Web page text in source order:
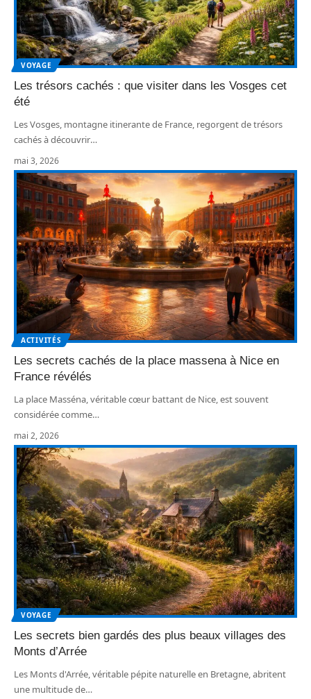
VOYAGE
Les trésors cachés : que visiter dans les Vosges cet
été
Les Vosges, montagne itinerante de France, regorgent de trésors
cachés à découvrir…
mai 3, 2026
ACTIVITÉS
Les secrets cachés de la place massena à Nice en
France révélés
La place Masséna, véritable cœur battant de Nice, est souvent
considérée comme…
mai 2, 2026
VOYAGE
Les secrets bien gardés des plus beaux villages des
Monts d’Arrée
Les Monts d'Arrée, véritable pépite naturelle en Bretagne, abritent
une multitude de…